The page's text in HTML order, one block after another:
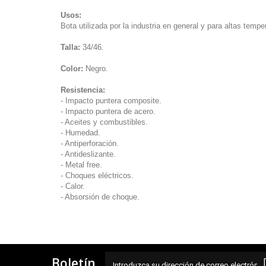
Usos:
Bota utilizada por la industria en general y para altas
Talla: 34/46.
Color: Negro.
Resistencia:
- Impacto puntera composite.
- Impacto puntera de acero.
- Aceites y combustibles.
- Humedad.
- Antiperforación.
- Antideslizante.
- Metal free.
- Choques eléctricos.
- Calor.
- Absorsión de choque.